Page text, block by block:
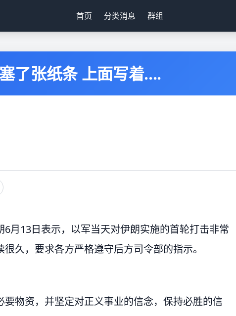
首页 分类消息 群组
了张纸条 上面写着....
月13日表示，以军当天对伊朗实施的首轮打击非常
久，要求各方严格遵守后方司令部的指示。
物资，并坚定对正义事业的信念，保持必胜的信